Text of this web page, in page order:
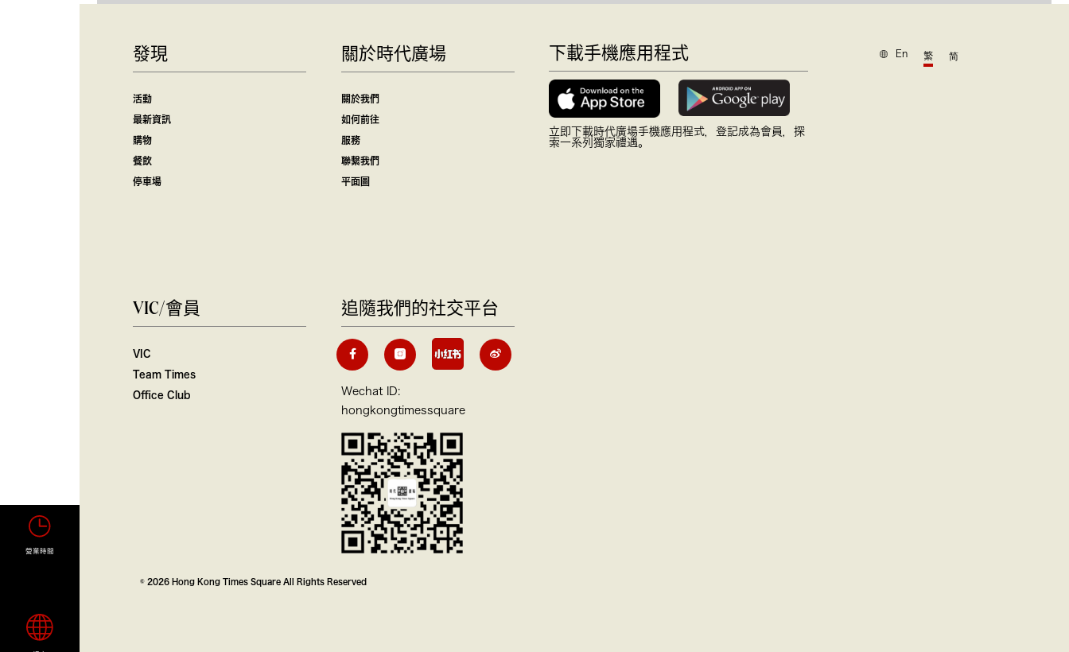
營業時間
發現
活動
最新資訊
購物
餐飲
停車場
VIC/會員
VIC
Team Times
Office Club
關於時代廣場
關於我們
如何前往
服務
聯繫我們
平面圖
追隨我們的社交平台
Wechat ID:
hongkongtimessquare
下載手機應用程式
立即下載時代廣場手機應用程式，登記成為會員，探
索一系列獨家禮遇。
En 繁 简
© 2026 Hong Kong Times Square All Rights Reserved